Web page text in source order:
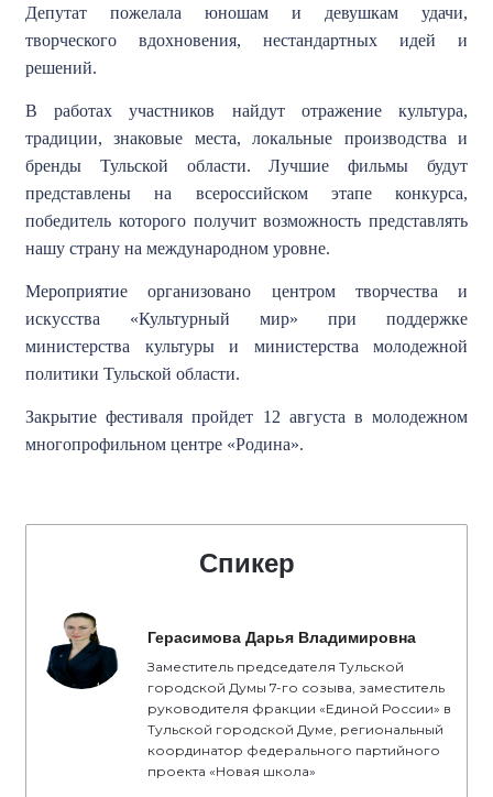
Депутат пожелала юношам и девушкам удачи,
творческого вдохновения, нестандартных идей и
решений.
В работах участников найдут отражение культура,
традиции, знаковые места, локальные производства и
бренды Тульской области. Лучшие фильмы будут
представлены на всероссийском этапе конкурса,
победитель которого получит возможность представлять
нашу страну на международном уровне.
Мероприятие организовано центром творчества и
искусства «Культурный мир» при поддержке
министерства культуры и министерства молодежной
политики Тульской области.
Закрытие фестиваля пройдет 12 августа в молодежном
многопрофильном центре «Родина».
Спикер
Герасимова Дарья Владимировна
Заместитель председателя Тульской
городской Думы 7-го созыва, заместитель
руководителя фракции «Единой России» в
Тульской городской Думе, региональный
координатор федерального партийного
проекта «Новая школа»